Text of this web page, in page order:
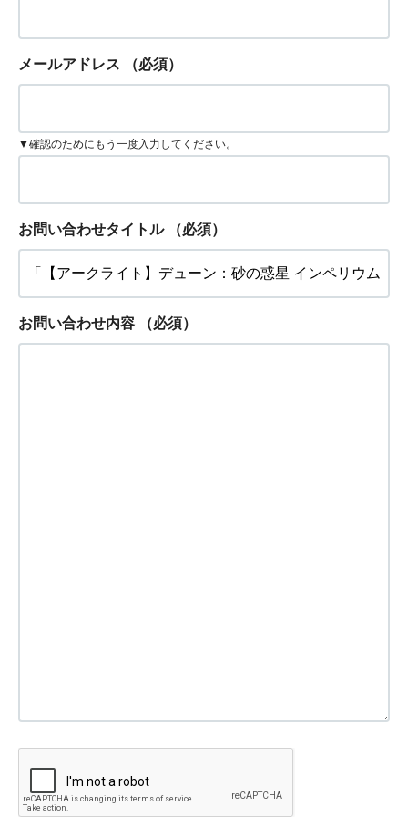
メールアドレス （必須）
▼確認のためにもう一度入力してください。
お問い合わせタイトル （必須）
お問い合わせ内容 （必須）